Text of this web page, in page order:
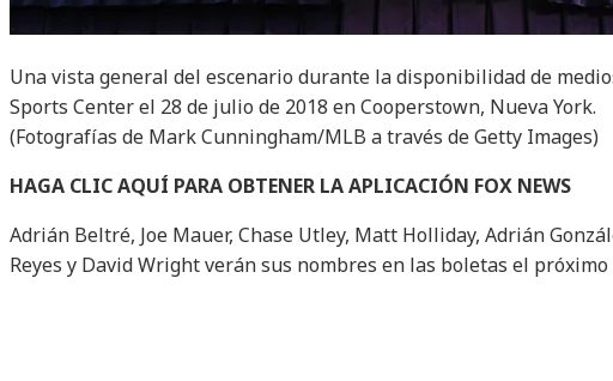
Una vista general del escenario durante la disponibilidad de
Sports Center el 28 de julio de 2018 en Cooperstown, Nueva York.
(Fotografías de Mark Cunningham/MLB a través de Getty Images)
HAGA CLIC AQUÍ PARA OBTENER LA APLICACIÓN FOX NEWS
Adrián Beltré, Joe Mauer, Chase Utley, Matt Holliday, Adrián
Reyes y David Wright verán sus nombres en las boletas el